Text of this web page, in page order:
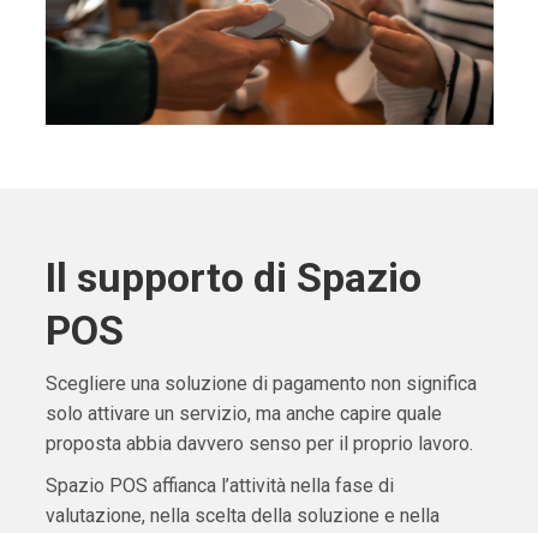
Il supporto di Spazio
POS
Scegliere una soluzione di pagamento non significa
solo attivare un servizio, ma anche capire quale
proposta abbia davvero senso per il proprio lavoro.
Spazio POS affianca l’attività nella fase di
valutazione, nella scelta della soluzione e nella